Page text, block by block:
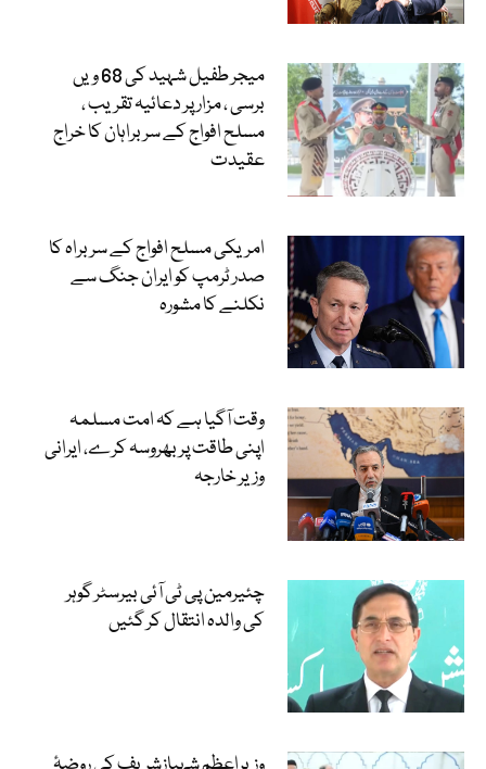
میجر طفیل شہید کی 68 ویں
برسی ، مزار پر دعائیہ تقریب ،
مسلح افواج کے سربراہان کا خراج
عقیدت
امریکی مسلح افواج کے سربراہ کا
صدر ٹرمپ کو ایران جنگ سے
نکلنے کا مشورہ
وقت آگیا ہے کہ امت مسلمہ
اپنی طاقت پر بھروسہ کرے، ایرانی
وزیر خارجہ
چئیرمین پی ٹی آئی بیرسٹر گوہر
کی والدہ انتقال کر گئیں